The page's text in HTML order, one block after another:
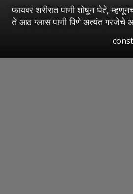
फायबर शरीरात पाणी शोषून घेते,
ते आठ ग्लास पाणी पिणे अत्यंत गरजेचे